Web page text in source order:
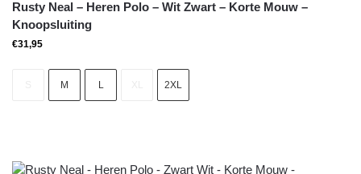
Rusty Neal – Heren Polo – Wit Zwart – Korte Mouw –
Knoopsluiting
€31,95
M L 2XL